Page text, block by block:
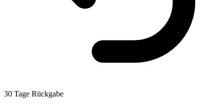
30 Tage Rückgabe